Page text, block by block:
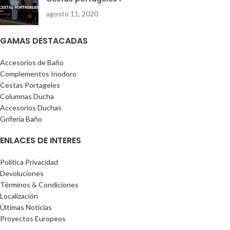
agosto 11, 2020
GAMAS DESTACADAS
Accesorios de Baño
Complementos Inodoro
Cestas Portageles
Columnas Ducha
Accesorios Duchas
Grifería Baño
ENLACES DE INTERES
Política Privacidad
Devoluciones
Términos & Condiciones
Localización
Últimas Noticias
Proyectos Europeos